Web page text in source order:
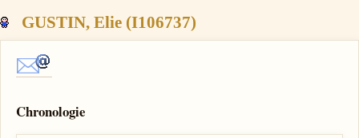
GUSTIN, Elie (I106737)
Chronologie